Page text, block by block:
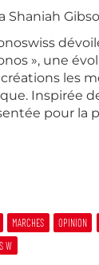
Shaniah
», une
les
Inspirée
pour la
MARCHES OPINION
W